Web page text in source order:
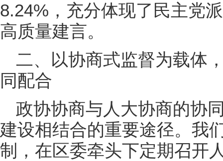
8.24%，充分体现了民主党
高质量建言。
二、以协商式监督为载体
同配合
政协协商与人大协商的协
建设相结合的重要途径。我
制，在区委牵头下定期召开